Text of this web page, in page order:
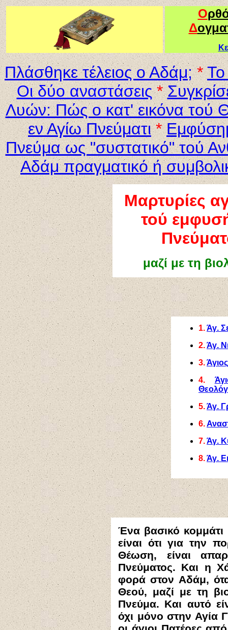
Ο
Δ
Πλάσθηκε τέλειος ο Αδάμ; *
Οι δύο αναστάσεις *
Λυών: Πώς ο κατ' εικόνα τού
εν Αγίω Πνεύματι *
Πνεύμα ως "συστατικό" τού
Αδάμ πραγματικό ή
Μαρτυρίες
τού
μαζί με τη
1.Άγ.
2.Άγ.
3.
4.
5.Άγ.
6.
7.Άγ.
8.Άγ.
Ένα βασικό κομμάτι
είναι ότι για την
Θέωση, είναι
Πνεύματος. Και η
φορά στον Αδάμ,
Θεού, μαζί με τη
Πνεύμα. Και αυτό
όχι μόνο στην Αγία